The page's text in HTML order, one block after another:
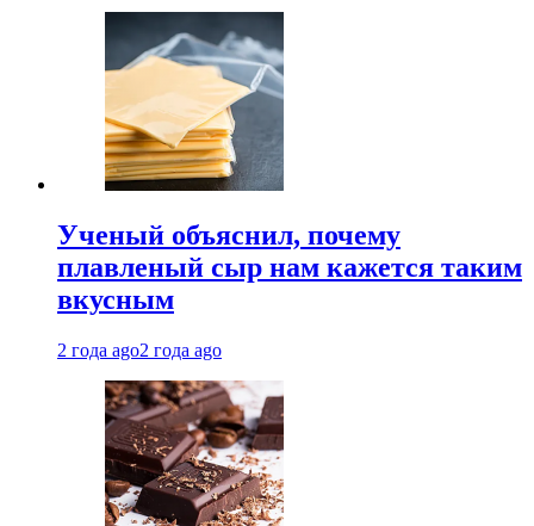
Ученый объяснил, почему
плавленый сыр нам кажется таким
вкусным
2 года ago2 года ago